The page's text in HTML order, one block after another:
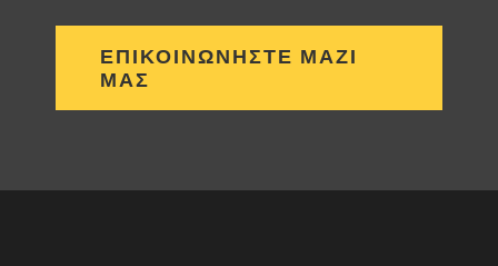
ΕΠΙΚΟΙΝΩΝΗΣΤΕ ΜΑΖΙ
ΜΑΣ